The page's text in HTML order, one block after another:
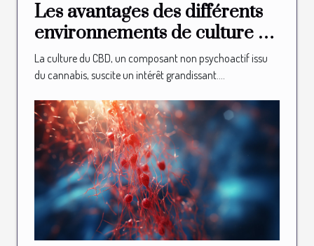
Les avantages des différents
environnements de culture du
CBD
La culture du CBD, un composant non psychoactif issu
du cannabis, suscite un intérêt grandissant....